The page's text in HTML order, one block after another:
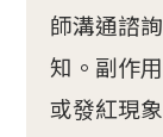
師溝通諮
知。副作
或發紅現